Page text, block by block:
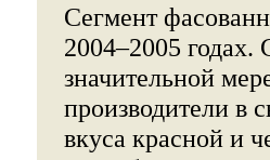
Сегмент
2004–2005 годах.
значительной
производители в
вкуса красной и